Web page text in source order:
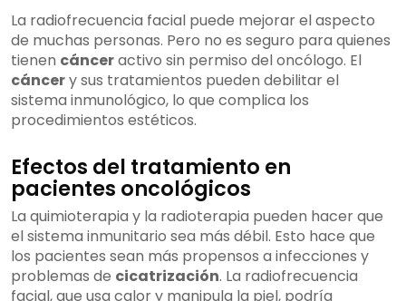
La radiofrecuencia facial puede mejorar el aspecto
de muchas personas. Pero no es seguro para quienes
tienen cánceractivo sin permiso del oncólogo. El
cáncery sus tratamientos pueden debilitar el
sistema inmunológico, lo que complica los
procedimientos estéticos.
Efectos del tratamiento en
pacientes oncológicos
La quimioterapia y la radioterapia pueden hacer que
el sistema inmunitario sea más débil. Esto hace que
los pacientes sean más propensos a infecciones y
problemas de cicatrización. La radiofrecuencia
facial, que usa calor y manipula la piel, podría